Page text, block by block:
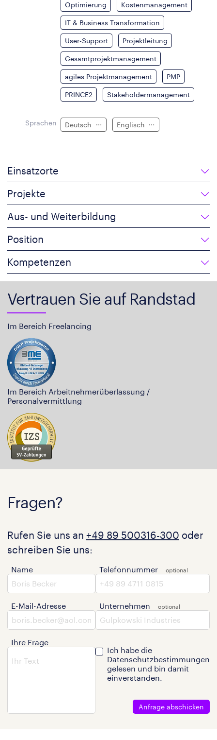
Optimierung Kostenmanagement
IT & Business Transformation
User-Support Projektleitung
Gesamtprojektmanagement
agiles Projektmanagement PMP
PRINCE2 Stakeholdermanagement
Sprachen Deutsch Englisch
Einsatzorte
Projekte
Aus- und Weiterbildung
Position
Kompetenzen
Vertrauen Sie auf Randstad
Im Bereich Freelancing
Im Bereich Arbeitnehmerüberlassung /
Personalvermittlung
Fragen?
Rufen Sie uns an +49 89 500316-300 oder
schreiben Sie uns:
Name
E-Mail-Adresse
Ihre Frage
Telefonnummer
Unternehmen
Ich habe die
Datenschutzbestimmungen
gelesen und bin damit
einverstanden.
Anfrage abschicken